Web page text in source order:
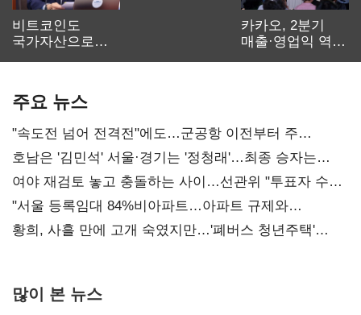
비트코인도
국가자산으로…'
카카오, 2분기
매출·영업익 역대
주요 뉴스
"속도전 넘어 전격전"에도…군공항 이전부터 주
52시간까지 '뇌관'
호남은 '김민석' 서울·경기는 '정청래'…최종 승자는
'안갯속'
여야 재검토 놓고 충돌하는 사이…선관위 "투표자 수
오차 당연"
"서울 등록임대 84%비아파트…아파트 규제와
달리해야"
황희, 사흘 만에 고개 숙였지만…'폐버스 청년주택'
많이 본 뉴스